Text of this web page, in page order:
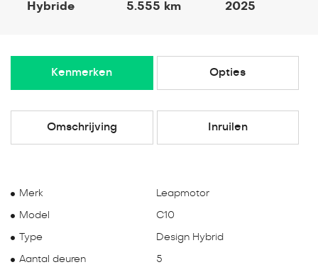
Hybride 5.555 km 2025
Kenmerken Opties
Omschrijving Inruilen
Merk Leapmotor
Model C10
Type Design Hybrid
Aantal deuren 5